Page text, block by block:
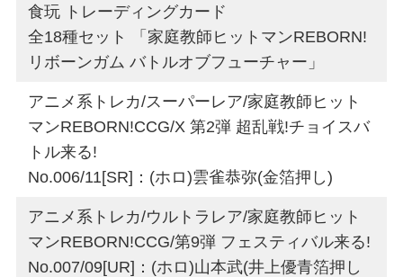
食玩 トレーディングカード
全18種セット 「家庭教師ヒットマンREBORN!
リボーンガム バトルオブフューチャー」
アニメ系トレカ/スーパーレア/家庭教師ヒット
マンREBORN!CCG/X 第2弾 超乱戦!チョイスバ
トル来る!
No.006/11[SR]：(ホロ)雲雀恭弥(金箔押し)
アニメ系トレカ/ウルトラレア/家庭教師ヒット
マンREBORN!CCG/第9弾 フェスティバル来る!
No.007/09[UR]：(ホロ)山本武(井上優青箔押し